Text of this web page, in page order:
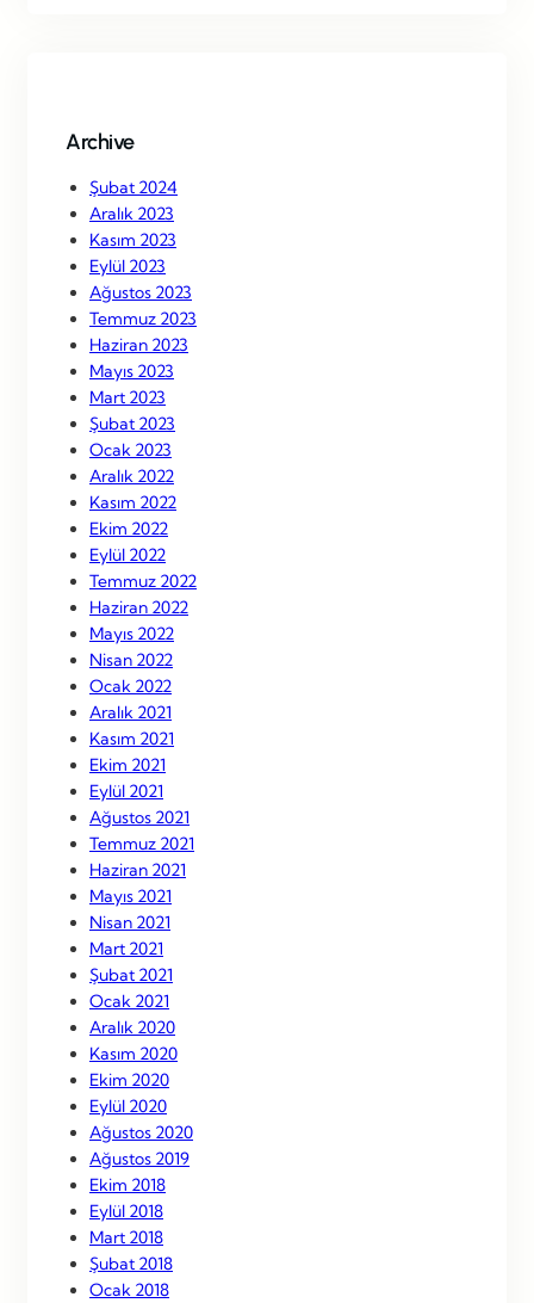
Archive
Şubat 2024
Aralık 2023
Kasım 2023
Eylül 2023
Ağustos 2023
Temmuz 2023
Haziran 2023
Mayıs 2023
Mart 2023
Şubat 2023
Ocak 2023
Aralık 2022
Kasım 2022
Ekim 2022
Eylül 2022
Temmuz 2022
Haziran 2022
Mayıs 2022
Nisan 2022
Ocak 2022
Aralık 2021
Kasım 2021
Ekim 2021
Eylül 2021
Ağustos 2021
Temmuz 2021
Haziran 2021
Mayıs 2021
Nisan 2021
Mart 2021
Şubat 2021
Ocak 2021
Aralık 2020
Kasım 2020
Ekim 2020
Eylül 2020
Ağustos 2020
Ağustos 2019
Ekim 2018
Eylül 2018
Mart 2018
Şubat 2018
Ocak 2018